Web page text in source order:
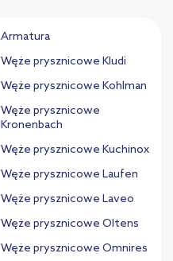
Armatura
Węże prysznicowe Kludi
Węże prysznicowe Kohlman
Węże prysznicowe
Kronenbach
Węże prysznicowe Kuchinox
Węże prysznicowe Laufen
Węże prysznicowe Laveo
Węże prysznicowe Oltens
Węże prysznicowe Omnires